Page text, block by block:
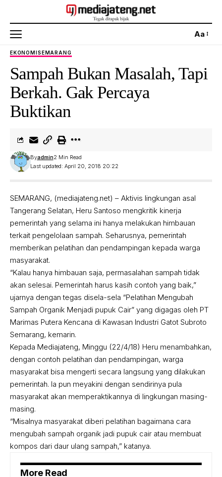
Aa
EKONOMISEMARANG
Sampah Bukan Masalah, Tapi
Berkah. Gak Percaya
Buktikan
Last updated: April 20, 2018 20:22
Byadmin2 Min Read
SEMARANG, (mediajateng.net) – Aktivis lingkungan asal
Tangerang Selatan, Heru Santoso mengkritik kinerja
pemerintah yang selama ini hanya melakukan himbauan
terkait pengelolaan sampah. Seharusnya, pemerintah
memberikan pelatihan dan pendampingan kepada warga
masyarakat.
“Kalau hanya himbauan saja, permasalahan sampah tidak
akan selesai. Pemerintah harus kasih contoh yang baik,”
ujarnya dengan tegas disela-sela “Pelatihan Mengubah
Sampah Organik Menjadi pupuk Cair” yang digagas oleh PT
Marimas Putera Kencana di Kawasan Industri Gatot Subroto
Semarang, kemarin.
Kepada Mediajateng, Minggu (22/4/18) Heru menambahkan,
dengan contoh pelatihan dan pendampingan, warga
masyarakat bisa mengerti secara langsung yang dilakukan
pemerintah. Ia pun meyakini dengan sendirinya pula
masyarakat akan memperaktikannya di lingkungan masing-
masing.
“Misalnya masyarakat diberi pelatihan bagaimana cara
mengubah sampah organik jadi pupuk cair atau membuat
kompos dari daur ulang sampah,” katanya.
More Read